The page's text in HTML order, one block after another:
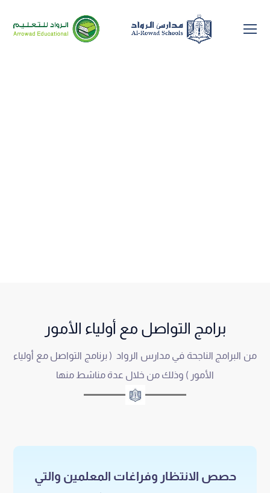
برامج التواصل مع أولياء الأمور
من البرامج الناجحة في مدارس الرواد ( برنامج التواصل مع أولياء
الأمور ) وذلك من خلال عدة مناشط منها
حصص الانتظار وفراغات المعلمين والتي